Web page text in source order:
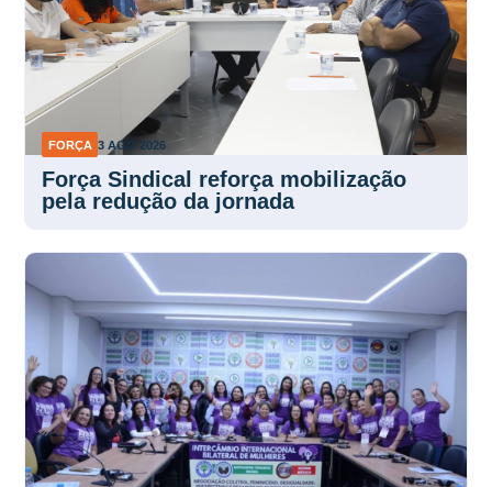
FORÇA 3 AGO 2026
Força Sindical reforça mobilização
pela redução da jornada